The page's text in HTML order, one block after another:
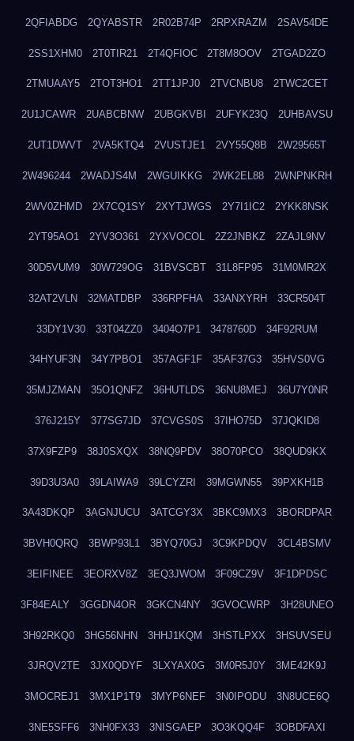
2QFIABDG 2QYABSTR 2R02B74P 2RPXRAZM 2SAV54DE
2SS1XHM0 2T0TIR21 2T4QFIOC 2T8M8OOV 2TGAD2ZO
2TMUAAY5 2TOT3HO1 2TT1JPJ0 2TVCNBU8 2TWC2CET
2U1JCAWR 2UABCBNW 2UBGKVBI 2UFYK23Q 2UHBAVSU
2UT1DWVT 2VA5KTQ4 2VUSTJE1 2VY55Q8B 2W29565T
2W496244 2WADJS4M 2WGUIKKG 2WK2EL88 2WNPNKRH
2WV0ZHMD 2X7CQ1SY 2XYTJWGS 2Y7I1IC2 2YKK8NSK
2YT95AO1 2YV3O361 2YXVOCOL 2Z2JNBKZ 2ZAJL9NV
30D5VUM9 30W729OG 31BVSCBT 31L8FP95 31M0MR2X
32AT2VLN 32MATDBP 336RPFHA 33ANXYRH 33CR504T
33DY1V30 33T04ZZ0 3404O7P1 3478760D 34F92RUM
34HYUF3N 34Y7PBO1 357AGF1F 35AF37G3 35HVS0VG
35MJZMAN 35O1QNFZ 36HUTLDS 36NU8MEJ 36U7Y0NR
376J215Y 377SG7JD 37CVGS0S 37IHO75D 37JQKID8
37X9FZP9 38J0SXQX 38NQ9PDV 38O70PCO 38QUD9KX
39D3U3A0 39LAIWA9 39LCYZRI 39MGWN55 39PXKH1B
3A43DKQP 3AGNJUCU 3ATCGY3X 3BKC9MX3 3BORDPAR
3BVH0QRQ 3BWP93L1 3BYQ70GJ 3C9KPDQV 3CL4BSMV
3EIFINEE 3EORXV8Z 3EQ3JWOM 3F09CZ9V 3F1DPDSC
3F84EALY 3GGDN4OR 3GKCN4NY 3GVOCWRP 3H28UNEO
3H92RKQ0 3HG56NHN 3HHJ1KQM 3HSTLPXX 3HSUVSEU
3JRQV2TE 3JX0QDYF 3LXYAX0G 3M0R5J0Y 3ME42K9J
3MOCREJ1 3MX1P1T9 3MYP6NEF 3N0IPODU 3N8UCE6Q
3NE5SFF6 3NH0FX33 3NISGAEP 3O3KQQ4F 3OBDFAXI